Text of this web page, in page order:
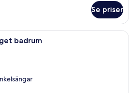
Se priser
En snyggt bäddad säng med vita
badrum